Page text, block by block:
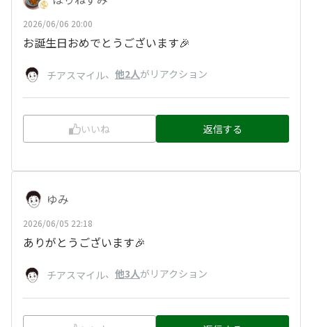
2026/06/06 20:00
お誕生日おめでとうございます🎉
チアスマイル、 他2人がリアクション
いいね 返信する
ゆみ
2026/06/05 22:18
ありがとうございます🎉
チアスマイル、 他3人がリアクション